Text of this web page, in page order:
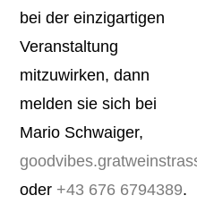
bei der einzigartigen
Veranstaltung
mitzuwirken, dann
melden sie sich bei
Mario Schwaiger,
oder +43 676 6794389.